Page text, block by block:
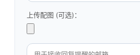
上传配图 (可选)：